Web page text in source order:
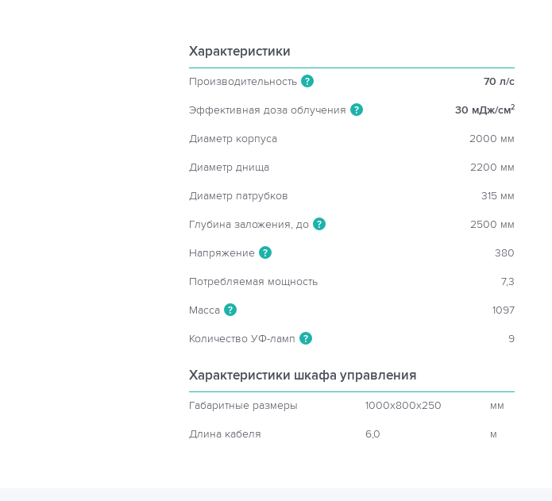
Характеристики
Производительность ? 70 л/c
Эффективная доза облучения ? 30 мДж/см2
Диаметр корпуса 2000 мм
Диаметр днища 2200 мм
Диаметр патрубков 315 мм
Глубина заложения, до ? 2500 мм
Напряжение ? 380
Потребляемая мощность 7,3
Масса ? 1097
Количество УФ-ламп ? 9
Характеристики шкафа управления
Габаритные размеры 1000x800x250 мм
Длина кабеля 6,0 м